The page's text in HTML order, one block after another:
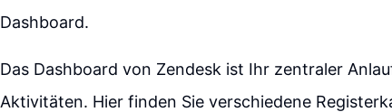
Dashboard.
Das Dashboard von Zendesk ist Ihr zentraler
Aktivitäten. Hier finden Sie verschiedene